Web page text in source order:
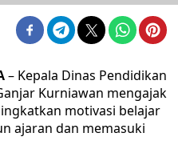
– Kepala Dinas Pendidikan
Kurniawan mengajak
motivasi belajar
ajaran dan memasuki